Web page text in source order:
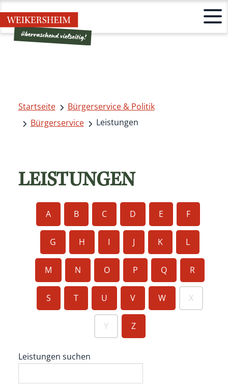
Startseite
Bürgerservice & Politik
Bürgerservice
Leistungen
LEISTUNGEN
A B C D E F
G H I J K L
M N O P Q R
S T U V W X
Y Z
Leistungen suchen